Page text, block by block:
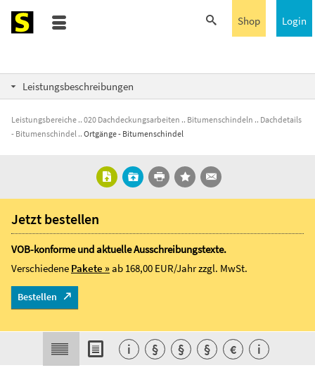
Login
Shop
Leistungsbeschreibungen
Leistungsbereiche 020 Dachdeckungsarbeiten Bitumenschindeln
Dachdetails
- Bitumenschindel
Ortgänge - Bitumenschindel
Jetzt bestellen
VOB-konforme und aktuelle Ausschreibungstexte.
Verschiedene Pakete »ab 168,00 EUR/Jahrzzgl. MwSt.
Bestellen
i § § § € i